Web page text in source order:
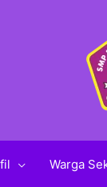
Warga